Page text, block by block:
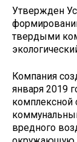
Утвержден
твердыми
Компания
января 2019
вредного